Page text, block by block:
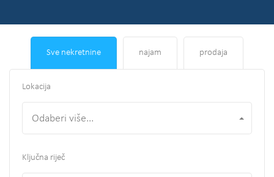
Sve nekretnine najam prodaja
Lokacija
Odaberi više...
Ključna riječ